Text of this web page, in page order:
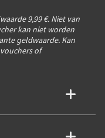
9,99 €. Niet van
kan niet worden
geldwaarde. Kan
of